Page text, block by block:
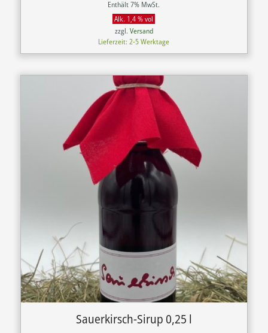
Enthält 7% MwSt.
Alk. 1,4 % vol
zzgl. Versand
Lieferzeit: 2-5 Werktage
Sauerkirsch-Sirup 0,25 l